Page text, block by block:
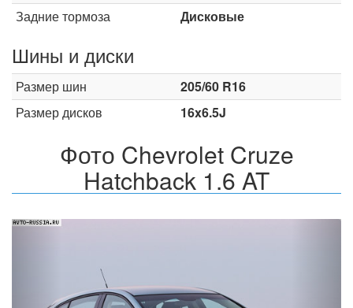
Задние тормоза
Дисковые
Шины и диски
Размер шин
205/60 R16
Размер дисков
16x6.5J
Фото Chevrolet Cruze
Hatchback 1.6 AT
Назад